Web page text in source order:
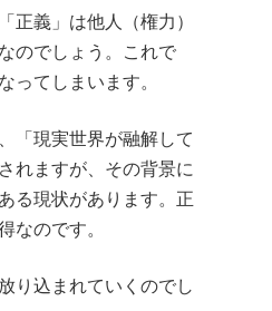
正義」は他人（権力）
のでしょう。これで
ってしまいます。
「現実世界が融解して
れますが、その背景に
る現状があります。正
なのです。
り込まれていくのでし